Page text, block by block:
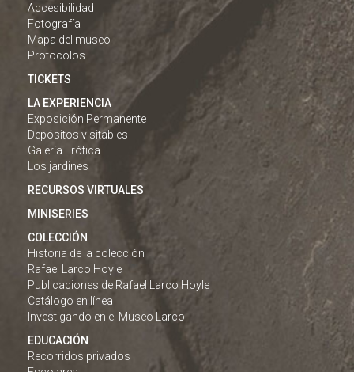
Accesibilidad
Fotografía
Mapa del museo
Protocolos
TICKETS
LA EXPERIENCIA
Exposición Permanente
Depósitos visitables
Galería Erótica
Los jardines
RECURSOS VIRTUALES
MINISERIES
COLECCIÓN
Historia de la colección
Rafael Larco Hoyle
Publicaciones de Rafael Larco Hoyle
Catálogo en línea
Investigando en el Museo Larco
EDUCACIÓN
Recorridos privados